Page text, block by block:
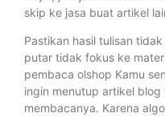
skip ke jasa buat artikel
Pastikan hasil tulisan
putar tidak fokus ke
pembaca olshop Kamu
ingin menutup artikel
membacanya. Karena